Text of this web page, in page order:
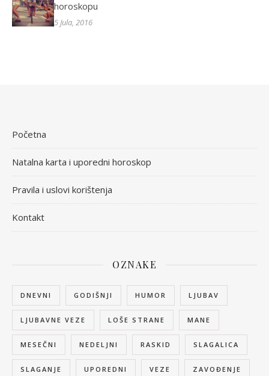
horoskopu
5 Jula, 2016
Početna
Natalna karta i uporedni horoskop
Pravila i uslovi korištenja
Kontakt
OZNAKE
DNEVNI GODIŠNJI HUMOR LJUBAV
LJUBAVNE VEZE LOŠE STRANE MANE
MESEČNI NEDELJNI RASKID SLAGALICA
SLAGANJE UPOREDNI VEZE ZAVOĐENJE